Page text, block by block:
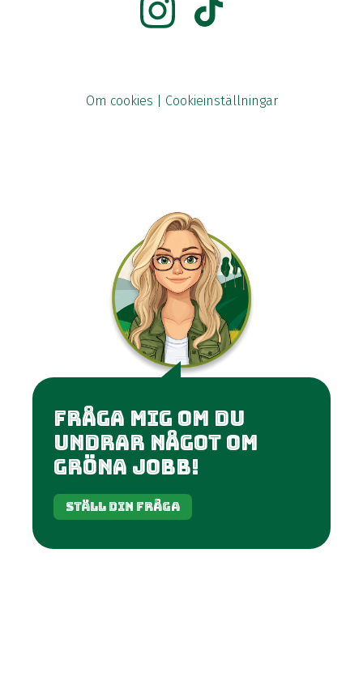
Om cookies
Cookieinställningar
fråga mig om du
undrar något om
gröna jobb!
Ställ din fråga